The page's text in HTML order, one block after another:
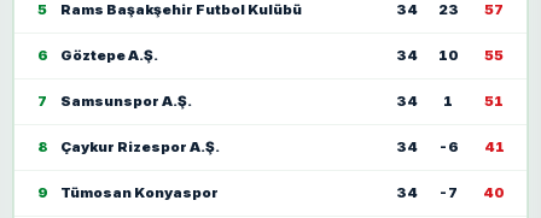
5 Rams Başakşehir Futbol Kulübü 34 23 57
6 Göztepe A.Ş. 34 10 55
7 Samsunspor A.Ş. 34 1 51
8 Çaykur Rizespor A.Ş. 34 -6 41
9 Tümosan Konyaspor 34 -7 40